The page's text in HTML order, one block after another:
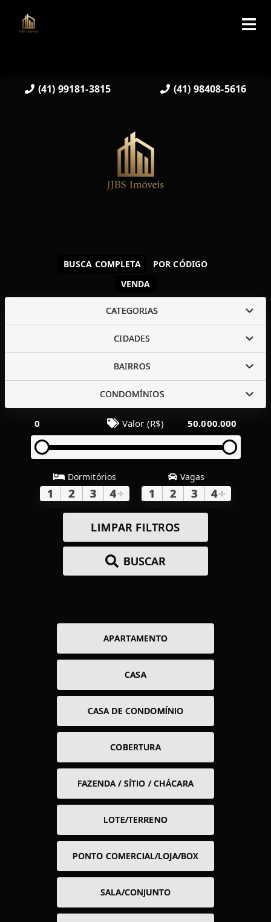
(41) 99181-3815 (41) 98408-5616
VENDA
BUSCA COMPLETA POR CÓDIGO
CATEGORIAS
CIDADES
BAIRROS
CONDOMÍNIOS
0 Valor (R$) 50.000.000
Dormitórios
1 2 3 4+
Vagas
1 2 3 4+
LIMPAR FILTROS
BUSCAR
APARTAMENTO
CASA
CASA DE CONDOMÍNIO
COBERTURA
FAZENDA / SÍTIO / CHÁCARA
LOTE/TERRENO
PONTO COMERCIAL/LOJA/BOX
SALA/CONJUNTO